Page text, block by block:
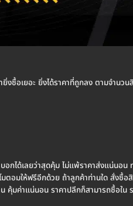
ซื้อเยอะ ยิ่งได้ราคาที่ถูกลง ตามจำนวน
ได้เลยว่าสุดคุ้ม ไม่แพ้ราคาส่งแน่นอน
ตอมให้ฟรีอีกด้วย ถ้าลูกค้าท่านใด สั่งซื้
คุ้มค่าแน่นอน ราคาปลีกก็สามารถซื้อใน